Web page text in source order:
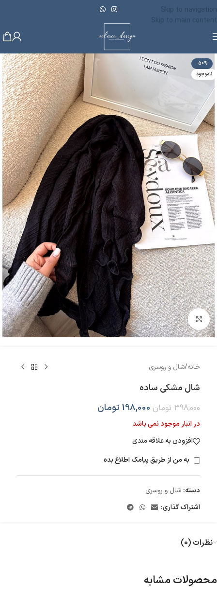
Skip to navigation
Skip to main content
-50%
ناموجود
بزرگنمایی تصویر
خانه/شال و روسری
شال مشکی ساده
398,000 تومان 198,000 تومان
در انبار موجود نمی باشد
افزودن به علاقه مندی
به من از طریق پیامک اطلاع بده
دسته: شال و روسری
اشتراک گذاری:
نظرات (0)
محصولات مشابه